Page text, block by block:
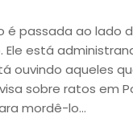
passada ao lado
está
ouvindo aqueles
sobre ratos em
mordê-lo...